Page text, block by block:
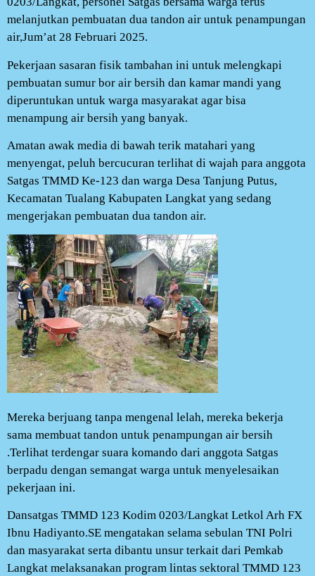
melanjutkan pembuatan dua tandon air untuk penampungan
air,Jum’at 28 Februari 2025.
Pekerjaan sasaran fisik tambahan ini untuk melengkapi
pembuatan sumur bor air bersih dan kamar mandi yang
diperuntukan untuk warga masyarakat agar bisa
menampung air bersih yang banyak.
Amatan awak media di bawah terik matahari yang
menyengat, peluh bercucuran terlihat di wajah para anggota
Satgas TMMD Ke-123 dan warga Desa Tanjung Putus,
Kecamatan Tualang Kabupaten Langkat yang sedang
mengerjakan pembuatan dua tandon air.
Mereka berjuang tanpa mengenal lelah, mereka bekerja
sama membuat tandon untuk penampungan air bersih
.Terlihat terdengar suara komando dari anggota Satgas
berpadu dengan semangat warga untuk menyelesaikan
pekerjaan ini.
Dansatgas TMMD 123 Kodim 0203/Langkat Letkol Arh FX
Ibnu Hadiyanto.SE mengatakan selama sebulan TNI Polri
dan masyarakat serta dibantu unsur terkait dari Pemkab
Langkat melaksanakan program lintas sektoral TMMD 123